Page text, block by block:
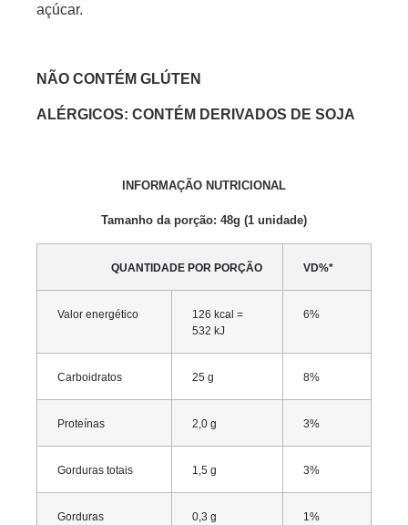
açúcar.
NÃO CONTÉM GLÚTEN
ALÉRGICOS: CONTÉM DERIVADOS DE SOJA
INFORMAÇÃO NUTRICIONAL
Tamanho da porção: 48g (1 unidade)
QUANTIDADE POR PORÇÃO VD%*
Valor energético
126 kcal =
532 kJ
6%
Carboidratos 25 g 8%
Proteínas 2,0 g 3%
Gorduras totais 1,5 g 3%
Gorduras
0,3 g 1%